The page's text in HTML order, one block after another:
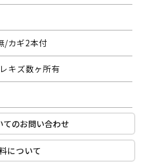
/カギ2本付
キズ数ヶ所有
てのお問い合わせ
について